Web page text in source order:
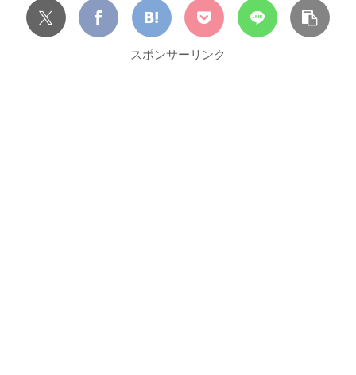
スポンサーリンク